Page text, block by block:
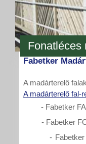
Fonatléces
Fabetker
A madárterelő
A madárterelő fal-
- Fabetker
- Fabetker
- Fabetker